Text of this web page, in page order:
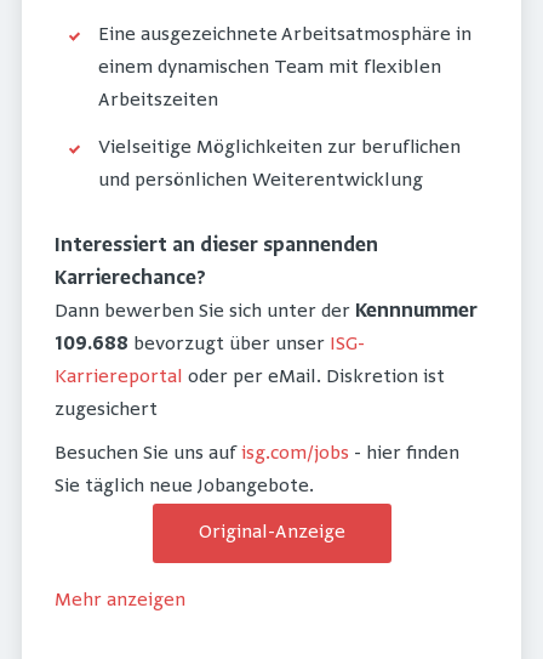
Eine ausgezeichnete Arbeitsatmosphäre in
einem dynamischen Team mit flexiblen
Arbeitszeiten
Vielseitige Möglichkeiten zur beruflichen
und persönlichen Weiterentwicklung
Interessiert an dieser spannenden
Karrierechance?
Dann bewerben Sie sich unter der Kennnummer
109.688 bevorzugt über unser ISG-
Karriereportal oder per eMail. Diskretion ist
zugesichert
Besuchen Sie uns aufisg.com/jobs - hier finden
Sie täglich neue Jobangebote.
Original-Anzeige
Mehr anzeigen